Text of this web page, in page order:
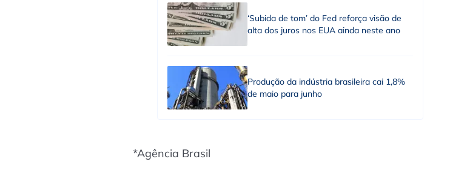
‘Subida de tom’ do Fed reforça visão de
alta dos juros nos EUA ainda neste ano
Produção da indústria brasileira cai 1,8%
de maio para junho
*Agência Brasil